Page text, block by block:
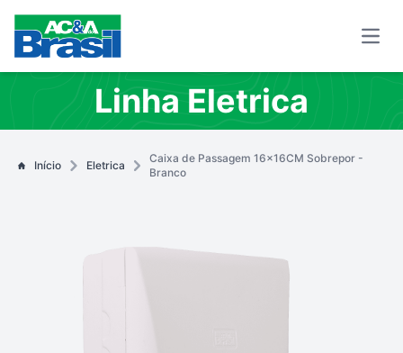
Linha Eletrica
Início Eletrica
Caixa de Passagem 16x16CM Sobrepor -
Branco